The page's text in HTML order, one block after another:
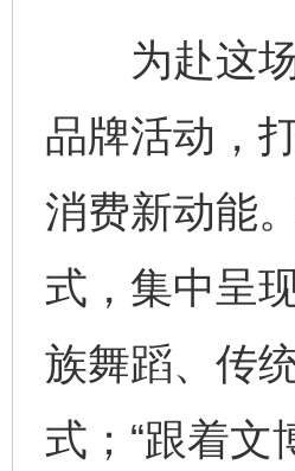
为赴这场
品牌活动，
消费新动能
式，集中呈
族舞蹈、传
式；“跟着文